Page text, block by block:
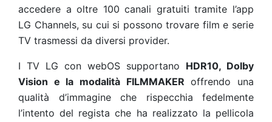
accedere a oltre 100 canali gratuiti tramite l’app
LG Channels, su cui si possono trovare film e serie
TV trasmessi da diversi provider.
I TV LG con webOS supportano HDR10, Dolby
Vision e la modalità FILMMAKER offrendo una
qualità d’immagine che rispecchia fedelmente
l’intento del regista che ha realizzato la pellicola